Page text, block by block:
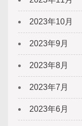
2023年10月
2023年9月
2023年8月
2023年7月
2023年6月